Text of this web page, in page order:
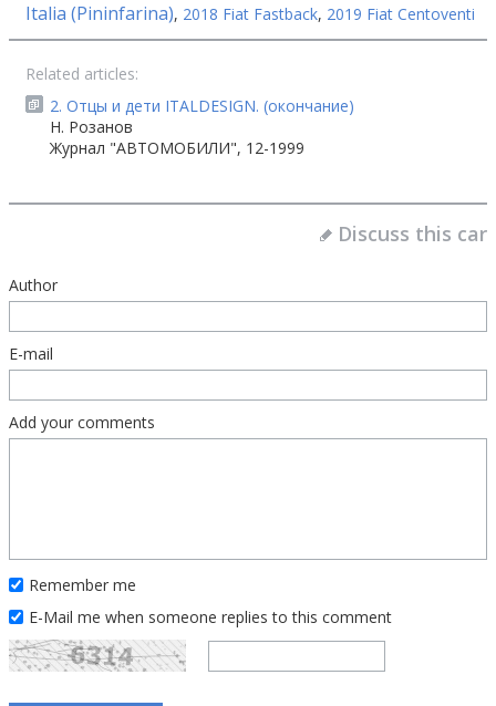
Italia (Pininfarina), 2018 Fiat Fastback, 2019 Fiat Centoventi
Related articles:
2. Отцы и дети ITALDESIGN. (окончание)
Н. Розанов
Журнал "АВТОМОБИЛИ", 12-1999
Discuss this car
Author
E-mail
Add your comments
Remember me
E-Mail me when someone replies to this comment